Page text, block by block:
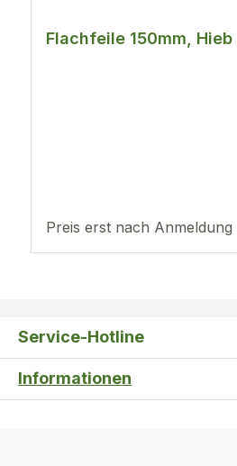
Flachfeile 150mm, Hieb
Preis erst nach
Service-Hotline
Informationen